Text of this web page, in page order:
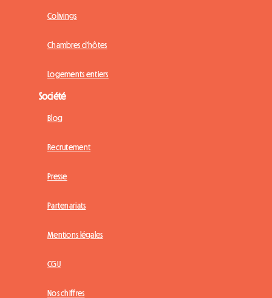
Colivings
Chambres d'hôtes
Logements entiers
Société
Blog
Recrutement
Presse
Partenariats
Mentions légales
CGU
Nos chiffres